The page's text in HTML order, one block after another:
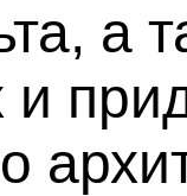
а
и